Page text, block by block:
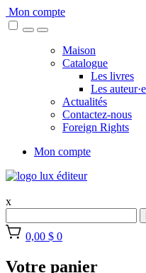
Skip
to
Mon compte
Maison
Catalogue
Les livres
Les
Actualités
Contactez-nous
Foreign Rights
Mon compte
x
0,00 $ 0
Votre panier